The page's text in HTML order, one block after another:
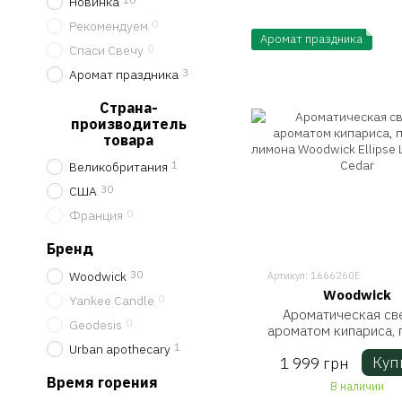
Аромат праздника
Артикул: 1666260E
Woodwick
Ароматическая
ароматом кипариса,
лимона Woodwick
Lavender &
1 999 грн
В наличии
Рекомендуем 0
Спаси Свечу 0
Аромат праздника 3
Страна-
производитель
товара
Великобритания 1
США 30
Франция 0
Бренд
Woodwick 30
Yankee Candle 0
Geodesis 0
Urban apothecary 1
Время горения